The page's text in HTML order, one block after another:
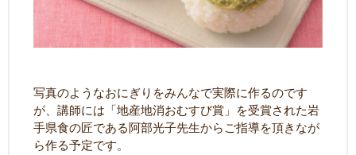
写真のようなおにぎりをみんなで実際に作るのです
が、講師には「地産地消おむすび賞」を受賞された岩
手県食の匠である阿部光子先生からご指導を頂きなが
ら作る予定です。